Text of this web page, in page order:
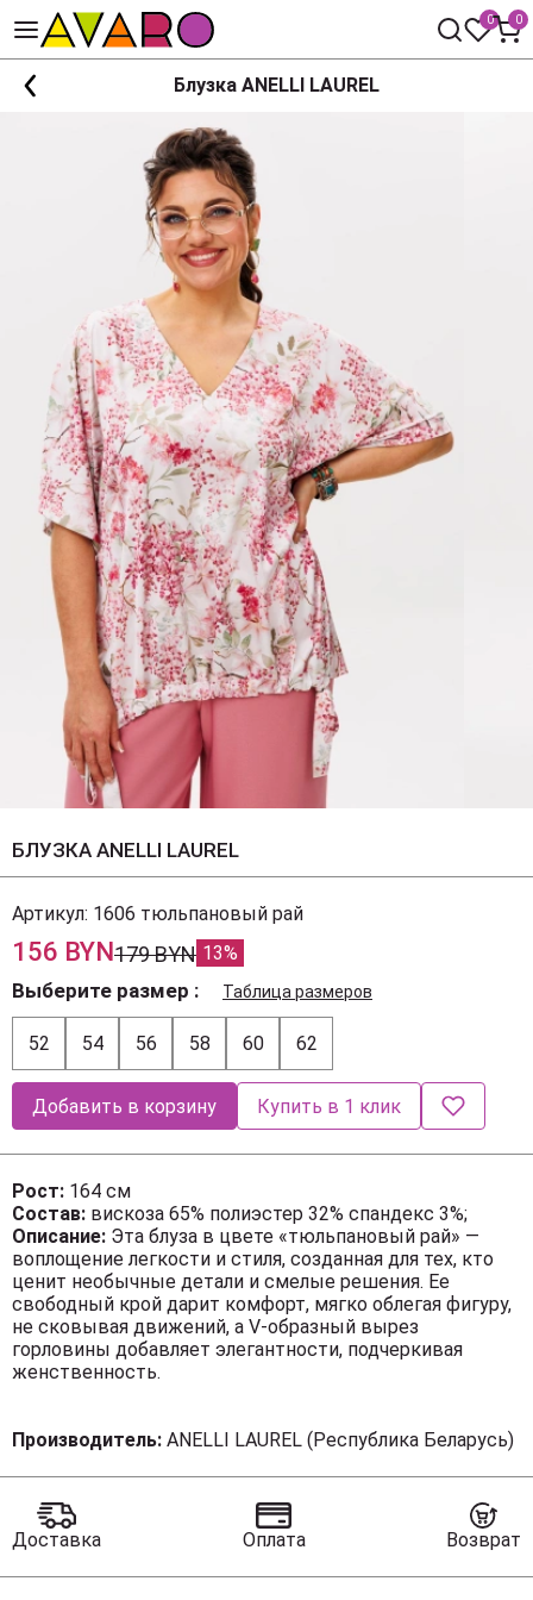
0 0
Блузка ANELLI LAUREL
БЛУЗКА ANELLI LAUREL
Артикул: 1606 тюльпановый рай
156 BYN179 BYN 13%
Выберите размер Таблица размеров
52 54 56 58 60 62
Добавить в корзину Купить в 1 клик
Рост: 164 см
Состав: вискоза 65% полиэстер 32% спандекс 3%;
Описание: Эта блуза в цвете «тюльпановый рай» —
воплощение легкости и стиля, созданная для тех, кто
ценит необычные детали и смелые решения. Ее
свободный крой дарит комфорт, мягко облегая фигуру,
не сковывая движений, а V-образный вырез
горловины добавляет элегантности, подчеркивая
женственность.
динамичность и современность, делая силуэт еще
более выразительным. Асимметричный низ с кулиской
создает игривый объем, позволяя регулировать
степень свободы и добавляя нотку неожиданности в
привычный образ.
Производитель: ANELLI LAUREL (Республика Беларусь)
Доставка Оплата Возврат